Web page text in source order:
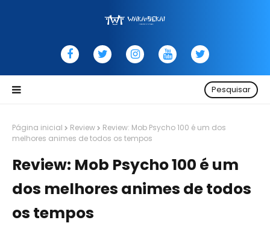
Pesquisar
Página inicial Review
Review: Mob Psycho 100 é um dos
melhores animes de todos os tempos
Review: Mob Psycho 100 é um
dos melhores animes de todos
os tempos